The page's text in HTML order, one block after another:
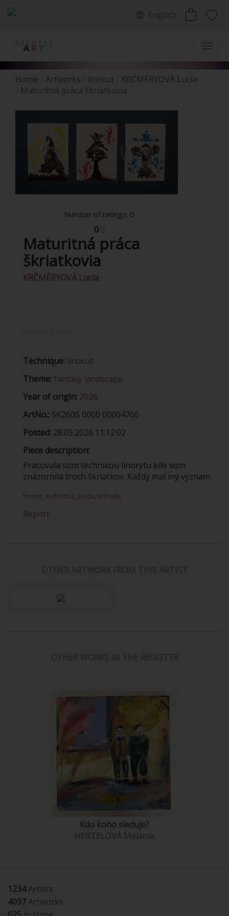
English
Home Artworks linocut
KRČMÉRYOVÁ Lucia
Maturitná práca škriatkovia
Number of ratings: 0
0
Maturitná práca
škriatkovia
KRČMÉRYOVÁ Lucia
Technique: linocut
Theme: fantasy landscape
Year of origin: 2026
ArtNo.: SK2605 0000 00004766
Posted: 28.05.2026 11:12:02
Piece description:
Pracovala som technikou linorytu kde som
znázornila troch škriatkov. Každý mal iný význam.
linoryt, maturitná, práca, príroda,
Report
Kdo koho sleduje?
HERTELOVÁ Melánia
1234Artists
4097Artworks